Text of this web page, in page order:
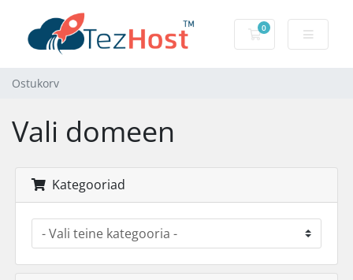
0
Ostukorv
Ostukorv
Vali domeen
Kategooriad